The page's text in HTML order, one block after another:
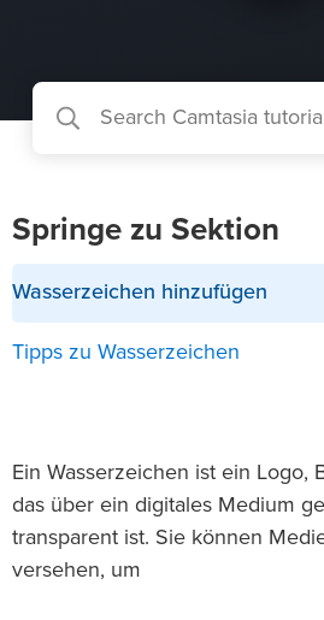
Ein Wasserzeichen ist ein Logo,
das über ein digitales Medium
transparent ist. Sie können
versehen, um
Springe zu Sektion
Wasserzeichen hinzufügen
Tipps zu Wasserzeichen